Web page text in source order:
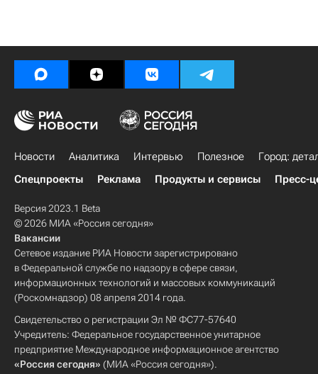
Новости Аналитика Интервью Полезное
Город:
Спецпроекты
Реклама Продукты и сервисы Пресс-
Версия 2023.1 Beta
© 2026 МИА «Россия сегодня»
Вакансии
Сетевое издание РИА Новости зарегистрировано
в Федеральной службе по надзору в сфере связи,
информационных технологий и массовых коммуникаций
(Роскомнадзор) 08 апреля 2014 года.
Свидетельство о регистрации Эл № ФС77-57640
Учредитель: Федеральное государственное унитарное
предприятие Международное информационное агентство
«Россия сегодня» (МИА «Россия сегодня»).